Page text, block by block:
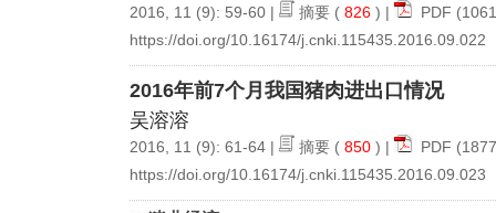
2016, 11 (9): 59-60 | 摘要 ( 826 ) | PDF
https://doi.org/10.16174/j.cnki.115435.2016.09.022
2016年前7个月我国猪肉进出口情况
吴溶溶
2016, 11 (9): 61-64 | 摘要 ( 850 ) | PDF
https://doi.org/10.16174/j.cnki.115435.2016.09.023